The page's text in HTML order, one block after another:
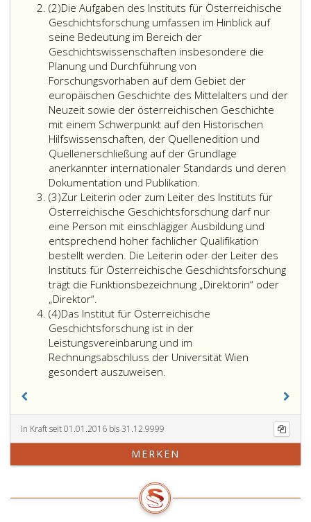
(2)Absatz
2
Die Aufgaben des Instituts für Österreichische
Geschichtsforschung umfassen im Hinblick auf
seine Bedeutung im Bereich der
Geschichtswissenschaften insbesondere die
Planung und Durchführung von
Forschungsvorhaben auf dem Gebiet der
europäischen Geschichte des Mittelalters und der
Neuzeit sowie der österreichischen Geschichte
mit einem Schwerpunkt auf den Historischen
Hilfswissenschaften, der Quellenedition und
Quellenerschließung auf der Grundlage
anerkannter internationaler Standards und deren
Dokumentation und Publikation.
(3)Absatz
3
Zur Leiterin oder zum Leiter des Instituts für
Österreichische Geschichtsforschung darf nur
eine Person mit einschlägiger Ausbildung und
entsprechend hoher fachlicher Qualifikation
bestellt werden. Die Leiterin oder der Leiter des
Instituts für Österreichische Geschichtsforschung
trägt die Funktionsbezeichnung „Direktorin“ oder
„Direktor“.
(4)Absatz
4
Das Institut für Österreichische
Geschichtsforschung ist in der
Leistungsvereinbarung und im
Rechnungsabschluss der Universität Wien
gesondert auszuweisen.
In Kraft seit 01.01.2016 bis 31.12.9999
MERKEN